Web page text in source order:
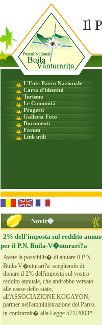
L'Ente Parco Nazionale
Carta d’identità
Turismo
Le Comunità
Progetti
Galleria Foto
Documenti
Forum
Link utili
Novit�
2% dell'imposta sul reddito annuo
per il P.N. Buila-V�nturari?a
Avete la possibilit� di aiutare il P.N.
Buila-V�nturari?a: scegliendo di
donare il 2% dell'imposta sul vostro
reddito annuale, che andrebbe versato
alle casse dello stato,
all'ASSOCIAZIONE KOGAYON,
partner nell'amministrazione del Parco,
in conformit� alla Legge 571/2003*: